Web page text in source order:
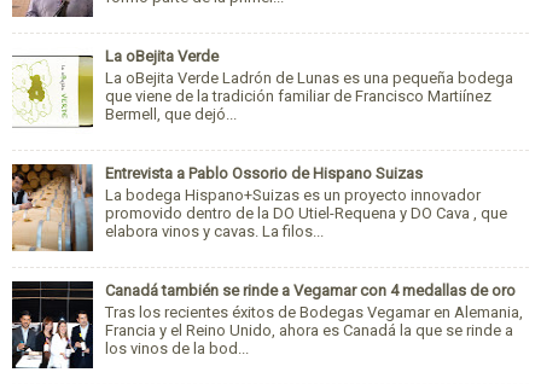
La oBejita Verde
La oBejita Verde Ladrón de Lunas es una pequeña bodega
que viene de la tradición familiar de Francisco Martiínez
Bermell, que dejó...
Entrevista a Pablo Ossorio de Hispano Suizas
La bodega Hispano+Suizas es un proyecto innovador
promovido dentro de la DO Utiel-Requena y DO Cava , que
elabora vinos y cavas. La filos...
Canadá también se rinde a Vegamar con 4 medallas de oro
Tras los recientes éxitos de Bodegas Vegamar en Alemania,
Francia y el Reino Unido, ahora es Canadá la que se rinde a
los vinos de la bod...